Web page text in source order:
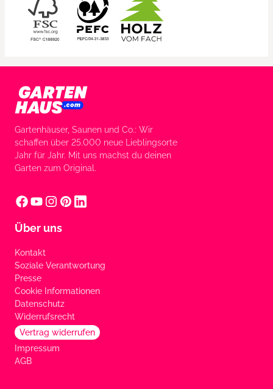
Gartenhäuser, Saunen und Co.: Wir
schaffen über 25.000 neue Lieblingsorte
Jahr für Jahr. Mit uns machst du deinen
Garten zum Original.
Über uns
Kontakt
Soziale Verantwortung
Presse
Cookie Informationen
Datenschutz
Widerrufsrecht
Vertrag widerrufen
Impressum
AGB